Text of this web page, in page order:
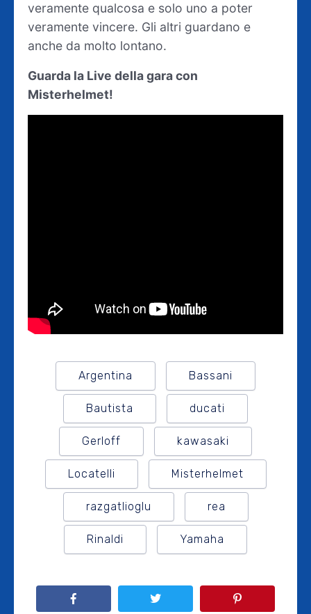
veramente qualcosa e solo uno a poter
veramente vincere. Gli altri guardano e
anche da molto lontano.
Guarda la Live della gara con
Misterhelmet!
Argentina Bassani
Bautista ducati
Gerloff kawasaki
Locatelli Misterhelmet
razgatlioglu rea
Rinaldi Yamaha